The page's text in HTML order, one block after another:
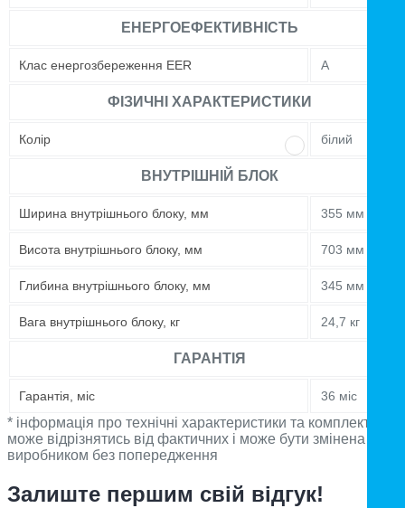
ЕНЕРГОЕФЕКТИВНІСТЬ
Клас енергозбереження EER A
ФІЗИЧНІ ХАРАКТЕРИСТИКИ
Колір білий
ВНУТРІШНІЙ БЛОК
Ширина внутрішнього блоку, мм 355 мм
Висота внутрішнього блоку, мм 703 мм
Глибина внутрішнього блоку, мм 345 мм
Вага внутрішнього блоку, кг 24,7 кг
ГАРАНТІЯ
Гарантія, міс 36 міс
* інформація про технічні характеристики та комплектацію
може відрізнятись від фактичних і може бути змінена
виробником без попередження
Залиште першим свій відгук!